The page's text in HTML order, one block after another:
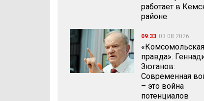
работает в
районе
09:33 03.08.2026
«Комсомольская
правда».
Зюганов:
Современная
– это война
потенциалов